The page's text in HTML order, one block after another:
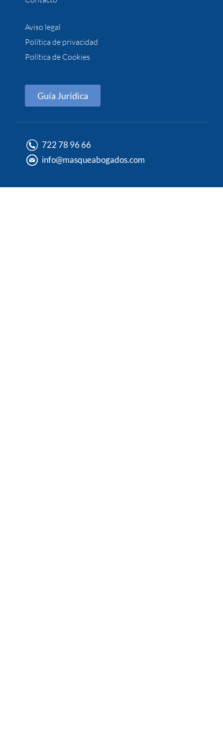
Aviso legal
Política de privacidad
Política de Cookies
Guía Jurídica
722 78 96 66
info@masqueabogados.com